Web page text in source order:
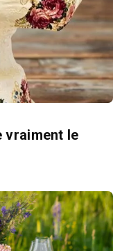
vraiment le